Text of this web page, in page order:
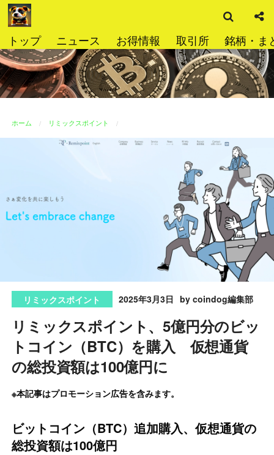
コ
ン
ン
ツ
へ
ス
プ
トップ ニュース お得情報 取引所 銘柄・ま
索
ホーム リミックスポイント
リミックスポイント 2025年3月3日 by coindog編集部
リミックスポイント、5億円分のビッ
トコイン（BTC）を購入 仮想通貨
の総投資額は100億円に
※本記事はプロモーション広告を含みます。
ビットコイン（BTC）追加購入、仮想通貨の
総投資額は100億円